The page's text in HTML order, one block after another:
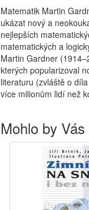
Matematik Martin
ukázat nový a
nejlepších
matematických a
Martin Gardner
kterých popularizoval
literaturu (zvláště o
více milionům lidí než
Mohlo by